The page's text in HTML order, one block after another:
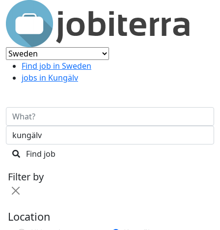
Find job in Sweden
jobs in Kungälv
Find job
Filter by
Location